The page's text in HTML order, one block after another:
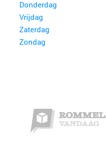
Donderdag
Vrijdag
Zaterdag
Zondag